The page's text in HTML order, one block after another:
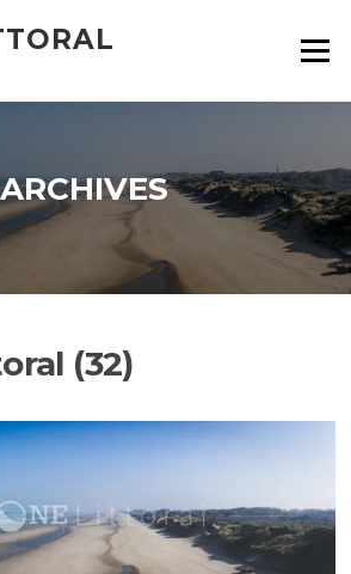
Menu
ARCHIVES
(32)